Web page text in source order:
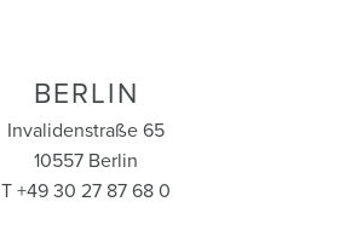
BERLIN
Invalidenstraße 65
10557 Berlin
T +49 30 27 87 68 0